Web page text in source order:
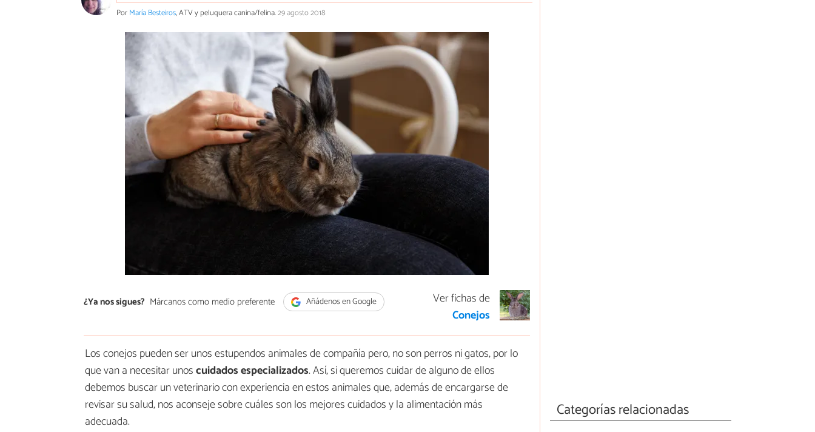
PorMaría Besteiros, ATV y peluquera canina/felina.29 agosto 2018
¿Ya nos sigues? Márcanos como medio preferente Añádenos en Google
Ver fichas de
Conejos
Los conejos pueden ser unos estupendos animales de compañía pero, no son perros ni gatos, por lo
que van a necesitar unoscuidados especializados. Así, si queremos cuidar de alguno de ellos
debemos buscar un veterinario con experiencia en estos animales que, además de encargarse de
revisar su salud, nos aconseje sobre cuáles son los mejores cuidados y la alimentación más
adecuada.
Categorías relacionadas